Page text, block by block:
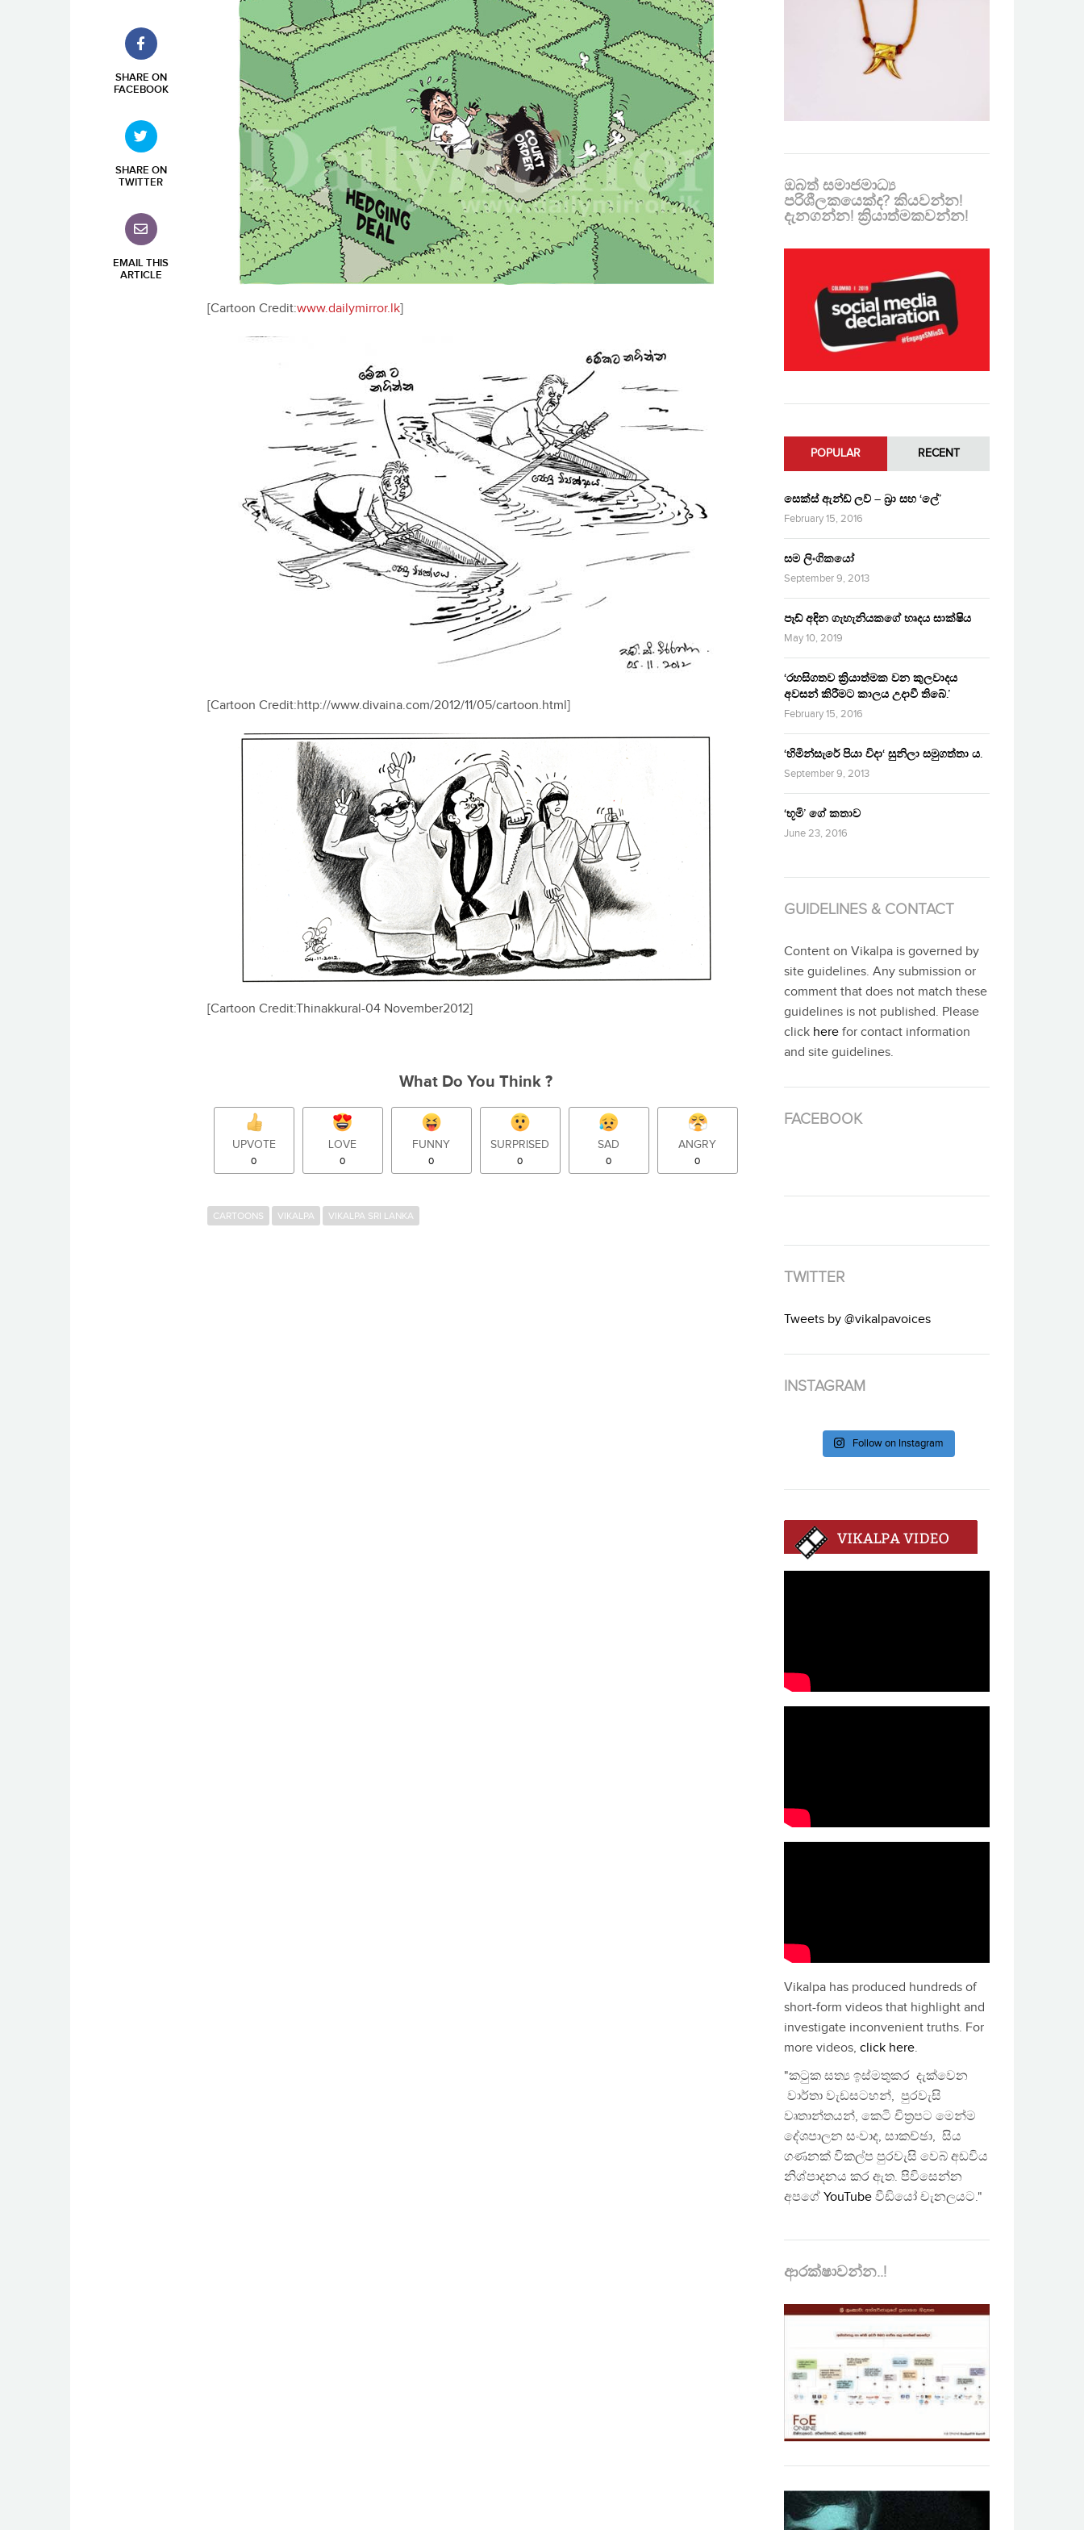
SHARE ON
FACEBOOK
SHARE ON
TWITTER
EMAIL THIS
ARTICLE
[Cartoon Credit:www.dailymirror.lk]
[Cartoon Credit:http://www.divaina.com/2012/11/05/cartoon.html]
[Cartoon Credit:Thinakkural-04 November2012]
What Do You Think ?
UPVOTE
0
LOVE
0
FUNNY
0
SURPRISED
0
SAD
0
ANGRY
0
CARTOONS VIKALPA VIKALPA SRI LANKA
ඔබත් සමාජමාධ්‍ය
පරිශීලකයෙක්ද? කියවන්න!
දැනගන්න! ක්‍රියාත්මකවන්න!
POPULAR RECENT
සෙක්ස් ඇන්ඩ් ලව් – බ්‍රා සහ ‘ලේ’
February 15, 2016
සම ලිංගිකයෝ
September 9, 2013
පෑඩ් අඳින ගැහැනියකගේ හෘදය සාක්ෂිය
May 10, 2019
‘රහසිගතව ක්‍රියාත්මක වන කුලවාදය
අවසන් කිරීමට කාලය උදාවී තිබේ.’
February 15, 2016
‘හිමින්සැරේ පියා විදා‘ සුනිලා සමුගත්තා ය.
September 9, 2013
‘භූමි’ ගේ කතාව
June 23, 2016
GUIDELINES & CONTACT
Content on Vikalpa is governed by
site guidelines. Any submission or
comment that does not match these
guidelines is not published. Please
click here for contact information
and site guidelines.
FACEBOOK
TWITTER
Tweets by @vikalpavoices
INSTAGRAM
Follow on Instagram
Vikalpa has produced hundreds of
short-form videos that highlight and
investigate inconvenient truths. For
more videos, click here.
"කටුක සත්‍ය ඉස්මතුකර දැක්වෙන
වාර්තා වැඩසටහන්, පුරවැසි
වෘතාන්තයන්, කෙටි චිත්‍රපට මෙන්ම
දේශපාලන සංවාද, සාකච්ඡා, සිය
ගණනක් විකල්ප පුරවැසි වෙබ් අඩවිය
නිශ්පාදනය කර ඇත. පිවිසෙන්න
අපගේ YouTube වීඩියෝ චැනලයට."
ආරක්ෂාවන්න..!